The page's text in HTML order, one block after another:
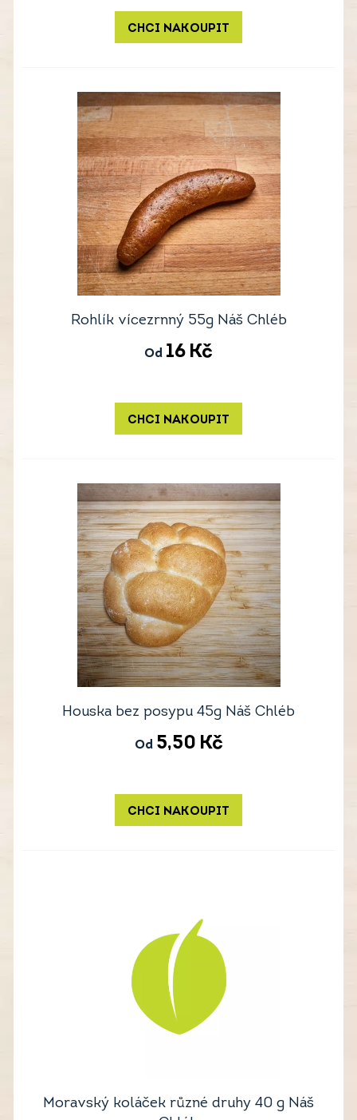
CHCI NAKOUPIT
Rohlík vícezrnný 55g Náš Chléb
Od 16 Kč
CHCI NAKOUPIT
Houska bez posypu 45g Náš Chléb
Od 5,50 Kč
CHCI NAKOUPIT
Moravský koláček různé druhy 40 g Náš